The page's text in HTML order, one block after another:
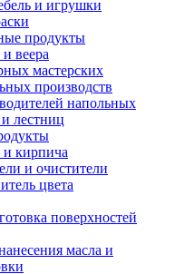
и игрушки
продукты
веера
мастерских
производств
напольных
лестниц
кирпича
и очистители
цвета
поверхностей
масла и